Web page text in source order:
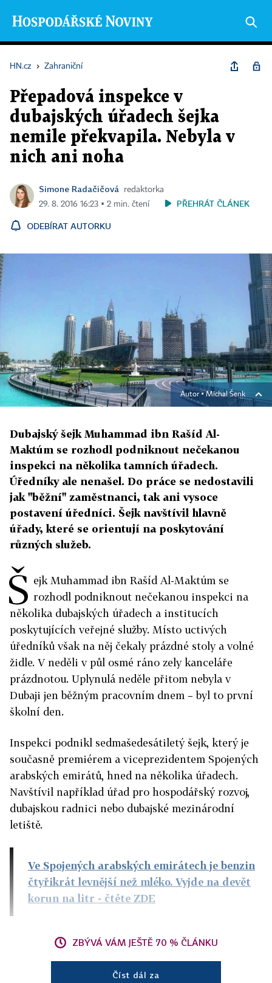
HN.cz › Zahraniční
Přepadová inspekce v
dubajských úřadech šejka
nemile překvapila. Nebyla v
nich ani noha
Simone Radačičová
redaktorka
29. 8. 2016 16:23 ▪ 2 min. čtení
PŘEHRÁT ČLÁNEK
ODEBÍRAT AUTORKU
Autor ▪Michal Šenk
Dubajský šejk Muhammad ibn Rašíd Al-
Maktúm se rozhodl podniknout nečekanou
inspekci na několika tamních úřadech.
Úředníky ale nenašel. Do práce se nedostavili
jak "běžní" zaměstnanci, tak ani vysoce
postavení úředníci. Šejk navštívil hlavně
úřady, které se orientují na poskytování
různých služeb.
Š ejk Muhammad ibn Rašíd Al-Maktúm se
rozhodl podniknout nečekanou inspekci na
několika dubajských úřadech a institucích
poskytujících veřejné služby. Místo uctivých
úředníků však na něj čekaly prázdné stoly a volné
židle. V neděli v půl osmé ráno zely kanceláře
prázdnotou. Uplynulá neděle přitom nebyla v
Dubaji jen běžným pracovním dnem – byl to první
školní den.
Inspekci podnikl sedmašedesátiletý šejk, který je
současně premiérem a viceprezidentem Spojených
arabských emirátů, hned na několika úřadech.
Navštívil například úřad pro hospodářský rozvoj,
dubajskou radnici nebo dubajské mezinárodní
letiště.
Ve Spojených arabských emirátech je benzin
čtyřikrát levnější než mléko. Vyjde na devět
korun na litr - čtěte ZDE
ZBÝVÁ VÁM JEŠTĚ 70 % ČLÁNKU
Číst dál za